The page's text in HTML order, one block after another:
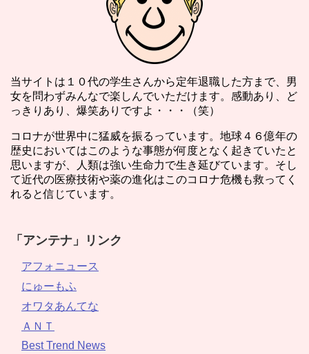
当サイトは１０代の学生さんから定年退職した方まで、男
女を問わずみんなで楽しんでいただけます。感動あり、ど
っきりあり、爆笑ありですよ・・・（笑）
コロナが世界中に猛威を振るっています。地球４６億年の
歴史においてはこのような事態が何度となく起きていたと
思いますが、人類は強い生命力で生き延びています。そし
て近代の医療技術や薬の進化はこのコロナ危機も救ってく
れると信じています。
「アンテナ」リンク
アフォニュース
にゅーもふ
オワタあんてな
ＡＮＴ
Best Trend News